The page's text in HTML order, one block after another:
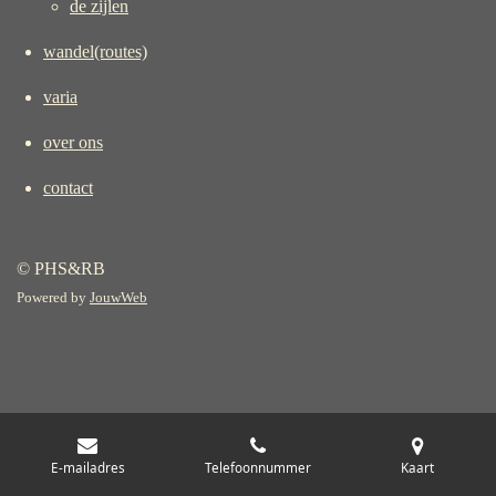
de zijlen
wandel(routes)
varia
over ons
contact
© PHS&RB
Powered by JouwWeb
E-mailadres Telefoonnummer Kaart